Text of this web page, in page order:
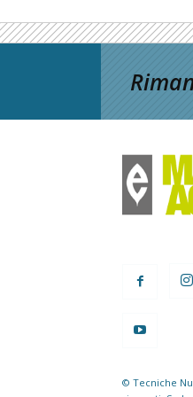
© Tecniche